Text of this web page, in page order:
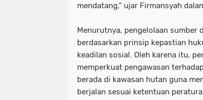
mendatang,” ujar Firmansyah
Menurutnya, pengelolaan sumber
berdasarkan prinsip kepastian
keadilan sosial. Oleh karena itu,
memperkuat pengawasan
berada di kawasan hutan guna
berjalan sesuai ketentuan